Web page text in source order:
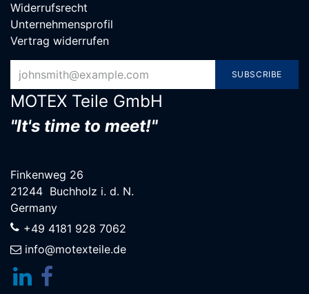
Widerrufsrecht
Unternehmensprofil
Vertrag widerrufen
SUBSCRIBE
MOTEX Teile G​mbH
"It's time to meet!"
Finkenweg 26
21244 Buchholz i. d. N.
Germany
+49 4181 928 7062
info@motexteile.de